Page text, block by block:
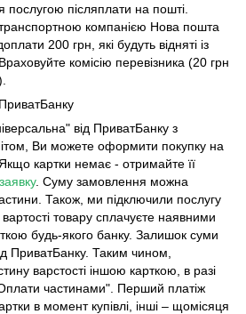
послугою післяплати на пошті.
компанією Нова пошта
200 грн, які будуть відняті із
комісію перевізника (20 грн
від ПриватБанку з
Ви можете оформити покупку на
картки немає - отримайте її
заявку. Суму замовлення можна
Також, ми підключили послугу
товару сплачуєте наявними
будь-якого банку. Залишок суми
ПриватБанку. Таким чином,
варстості іншою карткою, в разі
частинами". Перший платіж
в момент купівлі, інші – щомісяця